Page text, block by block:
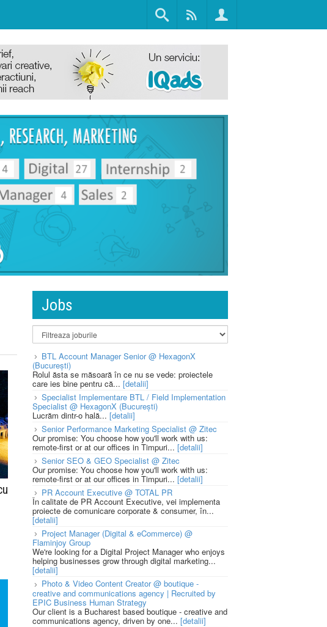
Jobs
BTL Account Manager Senior @ HexagonX
(București)
Rolul ăsta se măsoară în ce nu se vede: proiectele
care ies bine pentru că... [detalii]
Specialist Implementare BTL / Field Implementation
Specialist @ HexagonX (București)
Lucrăm dintr-o hală... [detalii]
Senior Performance Marketing Specialist @ Zitec
Our promise: You choose how you'll work with us:
remote-first or at our offices in Timpuri... [detalii]
Senior SEO & GEO Specialist @ Zitec
Our promise: You choose how you'll work with us:
remote-first or at our offices in Timpuri... [detalii]
PR Account Executive @ TOTAL PR
În calitate de PR Account Executive, vei implementa
proiecte de comunicare corporate & consumer, în...
[detalii]
Project Manager (Digital & eCommerce) @
Flaminjoy Group
We're looking for a Digital Project Manager who enjoys
helping businesses grow through digital marketing...
[detalii]
Photo & Video Content Creator @ boutique -
creative and communications agency | Recruited by
EPIC Business Human Strategy
Our client is a Bucharest based boutique - creative and
communications agency, driven by one... [detalii]